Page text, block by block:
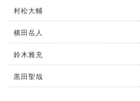
村松⼤輔
横⽥岳⼈
鈴木雅充
黒田聖哉